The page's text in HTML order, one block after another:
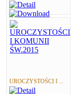
UROCZYSTOŚCI I ...